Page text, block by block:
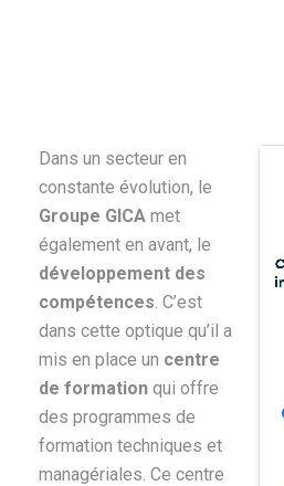
Dans un secteur en
constante évolution, le
Groupe GICA met
également en avant, le
développement des
compétences. C’est
dans cette optique qu’il a
mis en place un centre
de formation qui offre
des programmes de
formation techniques et
managériales. Ce centre